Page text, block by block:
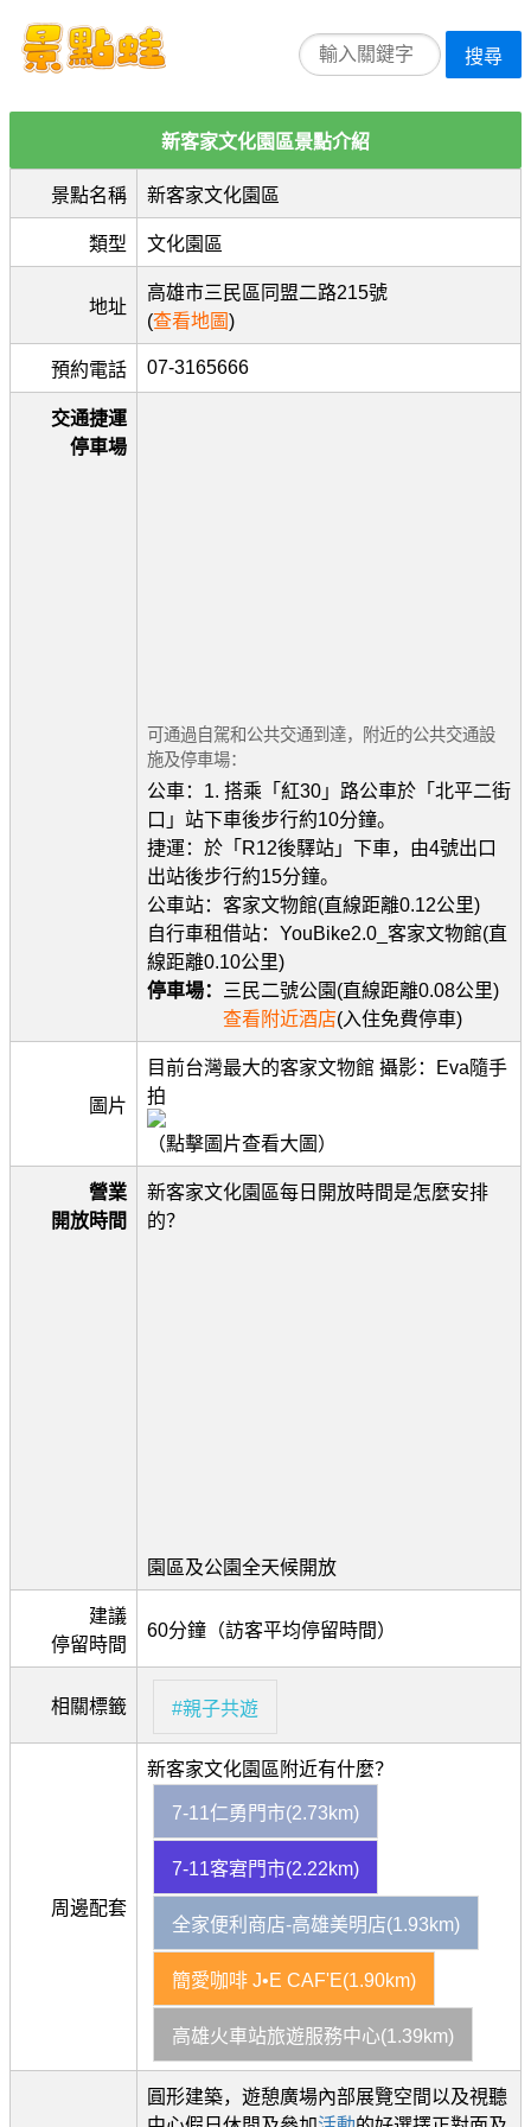
搜尋
新客家文化園區景點介紹
景點名稱 新客家文化園區
類型 文化園區
地址
高雄市三民區同盟二路215號
(查看地圖)
預約電話 07-3165666
交通捷運
停車場
可通過自駕和公共交通到達，附近的公共交通設
施及停車場：
公車：1. 搭乘「紅30」路公車於「北平二街
口」站下車後步行約10分鐘。
捷運：於「R12後驛站」下車，由4號出口
出站後步行約15分鐘。
公車站：客家文物館(直線距離0.12公里)
自行車租借站：YouBike2.0_客家文物館(直
線距離0.10公里)
停車場：
三民二號公園(直線距離0.08公里)
查看附近酒店(入住免費停車)
圖片
目前台灣最大的客家文物館 攝影：Eva隨手
拍
（點擊圖片查看大圖）
營業
開放時間
新客家文化園區每日開放時間是怎麼安排
的？
園區及公園全天候開放
建議
停留時間
60分鐘（訪客平均停留時間）
相關標籤 #親子共遊
周邊配套
新客家文化園區附近有什麼？
7-11仁勇門市(2.73km)
7-11客宭門市(2.22km)
全家便利商店-高雄美明店(1.93km)
簡愛咖啡 J•E CAF'E(1.90km)
高雄火車站旅遊服務中心(1.39km)
圓形建築，遊憩廣場內部展覽空間以及視聽